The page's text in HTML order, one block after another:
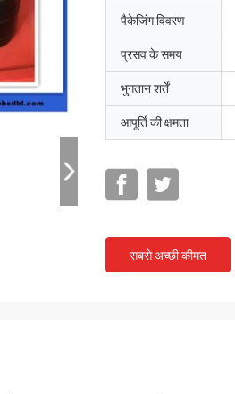
पैकेजिंग विवरण
प्रसव के समय
भुगतान शर्तें
आपूर्ति की क्षमता
सबसे अच्छी कीमत